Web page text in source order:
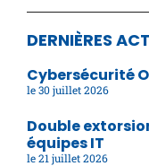
DERNIÈRES
Cybersécurité
30 juillet 2026
Double
équipes IT
21 juillet 2026